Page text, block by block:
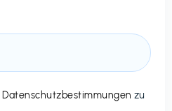
Datenschutzbestimmungen zu